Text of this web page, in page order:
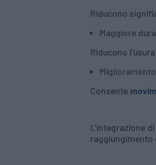
Riducono
Maggiore
Riducono
Miglioramento
Consente
L'integrazione
raggiungimento